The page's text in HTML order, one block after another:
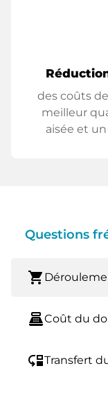
des coûts
meilleur
aisée et
Questions
shopping_cart
point_of_saleCoût du
move_downTransfert